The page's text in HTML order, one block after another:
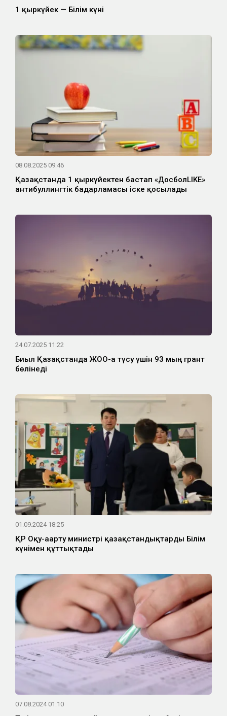
1 қыркүйек — Білім күні
08.08.2025 09:46
Қазақстанда 1 қыркүйектен бастап «ДосболLIKE»
антибуллингтік бағдарламасы іске қосылады
24.07.2025 11:22
Биыл Қазақстанда ЖОО-ға түсу үшін 93 мың грант
бөлінеді
01.09.2024 18:25
ҚР Оқу-ағарту министрі қазақстандықтарды Білім
күнімен құттықтады
07.08.2024 01:10